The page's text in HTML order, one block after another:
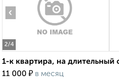
2/4
‹
1-к квартира, на длительный
11 000 ₽ в месяц